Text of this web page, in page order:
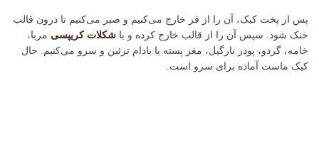
پس از پخت کیک، آن را از فر خارج می‌کنیم و صبر می‌کنیم تا درون قالب
خنک شود. سپس آن‌ را از قالب خارج کرده و با شکلات کریپسی مربا،
خامه، گردو، پودر نارگیل، مغز پسته یا بادام تزئین و سرو می‌کنیم. حال
کیک ماست آماده برای سرو است.